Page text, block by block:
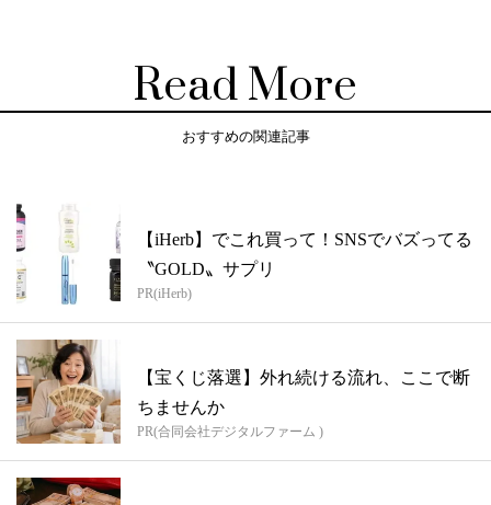
Read More
おすすめの関連記事
【iHerb】でこれ買って！SNSでバズってる
〝GOLD〟サプリ
PR(iHerb)
【宝くじ落選】外れ続ける流れ、ここで断
ちませんか
PR(合同会社デジタルファーム )